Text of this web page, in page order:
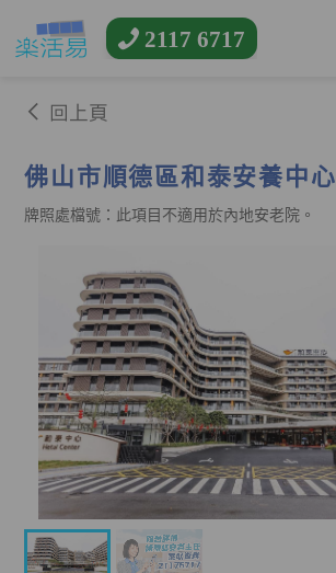
2117 6717
回上頁
佛山市順德區和泰安養中心
牌照處檔號：此項目不適用於內地安老院。